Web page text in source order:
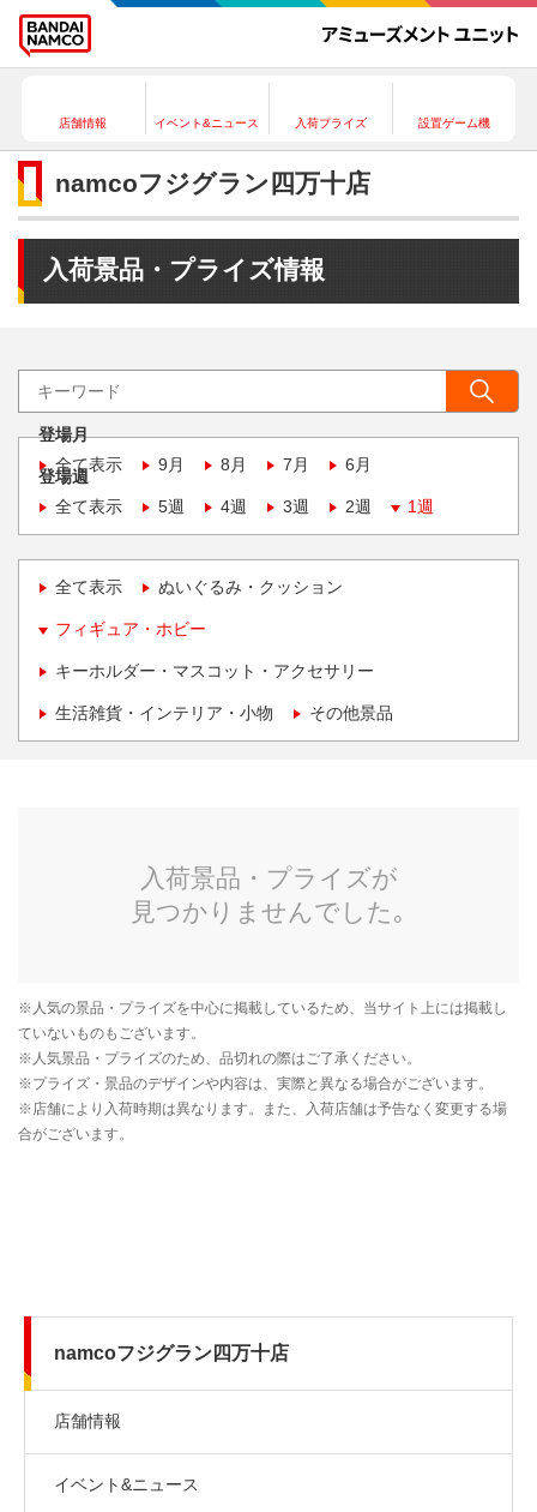
店舗情報 イベント&ニュース 入荷プライズ 設置ゲーム機
namcoフジグラン四万十店
入荷景品・プライズ情報
登場月
全て表示
9月 8月 7月 6月
登場週
全て表示
5週 4週 3週 2週 1週
全て表示 ぬいぐるみ・クッション
フィギュア・ホビー
キーホルダー・マスコット・アクセサリー
生活雑貨・インテリア・小物 その他景品
namcoフジグラン四万十店
店舗情報
イベント&ニュース